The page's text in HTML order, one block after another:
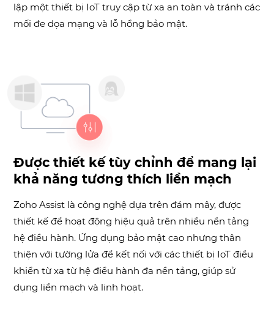
lập một thiết bị IoT truy cập từ xa an toàn và tránh các
mối đe dọa mạng và lỗ hổng bảo mật.
Được thiết kế tùy chỉnh để mang lại
khả năng tương thích liền mạch
Zoho Assist là công nghệ dựa trên đám mây, được
thiết kế để hoạt động hiệu quả trên nhiều nền tảng
hệ điều hành. Ứng dụng bảo mật cao nhưng thân
thiện với tường lửa để kết nối với các thiết bị IoT điều
khiển từ xa từ hệ điều hành đa nền tảng, giúp sử
dụng liền mạch và linh hoạt.